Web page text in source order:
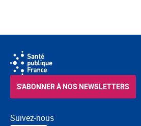
Suivez-nous
S'ABONNER À NOS NEWSLETTERS